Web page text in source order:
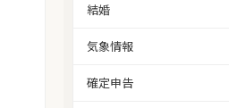
結婚
気象情報
確定申告